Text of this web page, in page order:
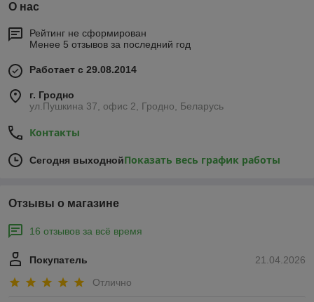
О нас
Рейтинг не сформирован
Менее 5 отзывов за последний год
Работает с 29.08.2014
г. Гродно
ул.Пушкина 37, офис 2, Гродно, Беларусь
Контакты
Сегодня выходнойПоказать весь график работы
Отзывы о магазине
16 отзывов за всё время
21.04.2026
Покупатель
Отлично